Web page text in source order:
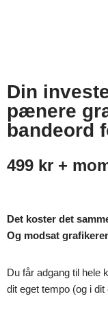
Din
pænere
bandeord
499 kr +
Det koster det
Og modsat
Du får adgang til hele
dit eget tempo (og i